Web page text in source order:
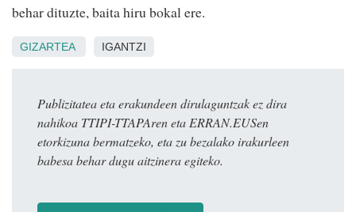
behar dituzte, baita hiru bokal ere.
GIZARTEA IGANTZI
Publizitatea eta erakundeen dirulaguntzak ez dira
nahikoa TTIPI-TTAPAren eta ERRAN.EUSen
etorkizuna bermatzeko, eta zu bezalako irakurleen
babesa behar dugu aitzinera egiteko.